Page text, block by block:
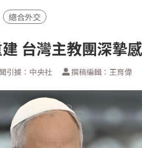
總合外交
台灣主教團深摯
引據：中央社 撰稿編輯：王育偉